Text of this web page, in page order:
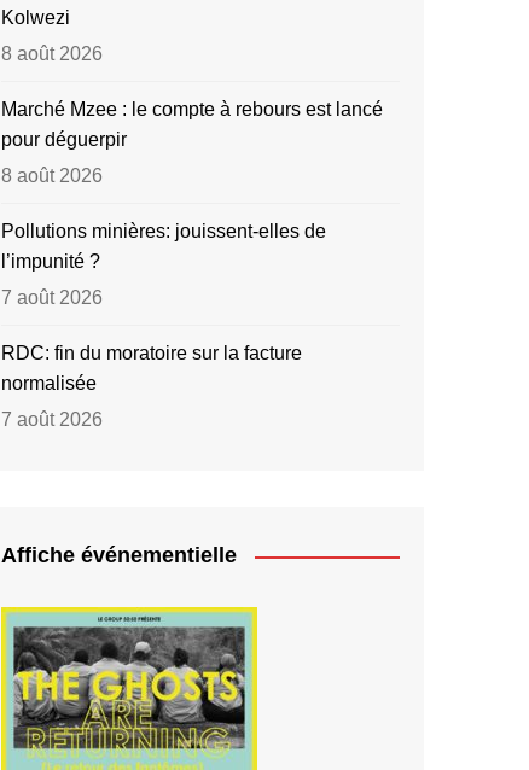
Kolwezi
8 août 2026
Marché Mzee : le compte à rebours est lancé
pour déguerpir
8 août 2026
Pollutions minières: jouissent-elles de
l’impunité ?
7 août 2026
RDC: fin du moratoire sur la facture
normalisée
7 août 2026
Affiche événementielle